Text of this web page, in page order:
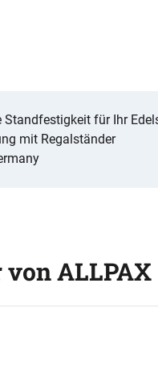
für Ihr
mit Regalständer
von ALLPAX